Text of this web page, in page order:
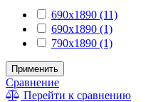
690x1890 (11)
690х1890 (1)
790х1890 (1)
Применить
Сравнение
Перейти к сравнению